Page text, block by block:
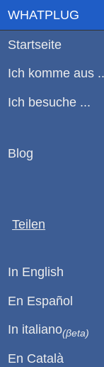
WHATPLUG
Startseite
Ich komme aus
Ich besuche ...
Blog
Teilen
In English
En Español
In italiano(βeta)
En Català